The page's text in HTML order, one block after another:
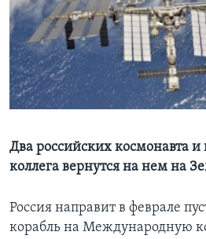
Learning English
СОЦИАЛЬНЫЕ СЕТИ
Языки
Два российских космонавта
коллега вернутся на нем на
Россия направит в феврале
корабль на Международную